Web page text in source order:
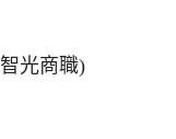
光商職)